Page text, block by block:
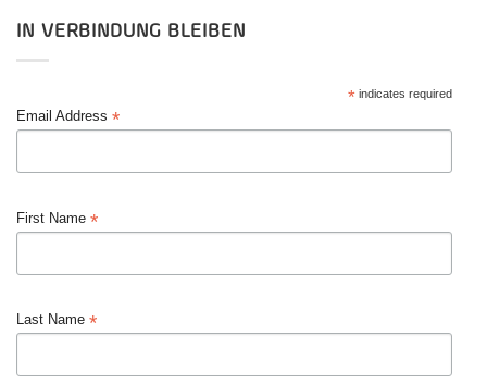
IN VERBINDUNG BLEIBEN
* indicates required
Email Address *
First Name *
Last Name *